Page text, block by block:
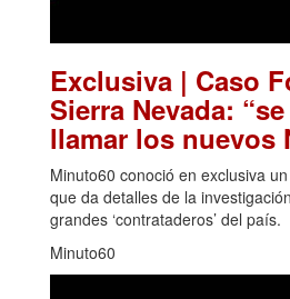
Exclusiva | Caso
Sierra Nevada:
llamar los nuevos
Minuto60 conoció en exclusiva
que da detalles de la
grandes ‘contrataderos’ del país.
Minuto60